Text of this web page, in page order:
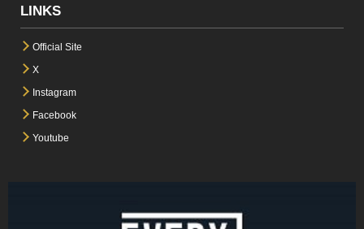
LINKS
Official Site
X
Instagram
Facebook
Youtube